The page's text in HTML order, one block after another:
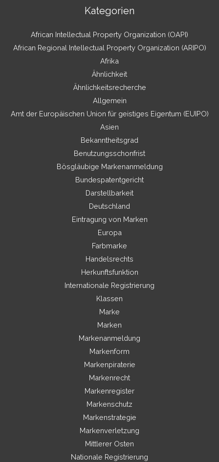
Kategorien
African Intellectual Property Organization (OAPI)
African Regional Intellectual Property Organization (ARIPO)
Afrika
Ähnlichkeit
Ähnlichkeitsrecherche
Allgemein
Amt der Europäischen Union für geistiges Eigentum (EUIPO)
Asien
Bekanntheitsgrad
Benutzungsschonfrist
Bösgläubige Markenanmeldung
Bundespatentgericht
Darstellbarkeit
Deutschland
Eintragung von Marken
Europa
Farbmarke
Handelsrechts
Herkunftsfunktion
Internationale Registrierung
Klassen
Marke
Marken
Markenanmeldung
Markenform
Markenpiraterie
Markenrecht
Markenregister
Markenschutz
Markenstrategie
Markenverletzung
Mittlerer Osten
Nationale Registrierung